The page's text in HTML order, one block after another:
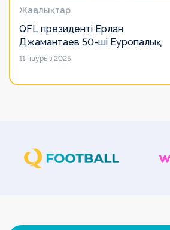
Жаңалықтар
QFL президенті Ерлан
Джамантаев 50-ші Еуропалық
лигалар Бас ассамблеясына
11 наурыз 2025